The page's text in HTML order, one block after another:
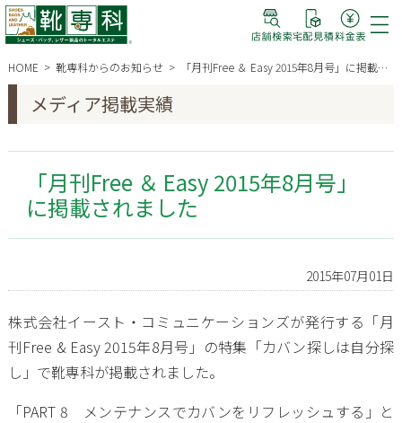
HOME 靴専科からのお知らせ 「月刊Free ＆ Easy 2015年8月号」に掲載されました
メディア掲載実績
「月刊Free ＆ Easy 2015年8月号」
に掲載されました
2015年07月01日
株式会社イースト・コミュニケーションズが発行する「月
刊Free & Easy 2015年8月号」の特集「カバン探しは自分探
し」で靴専科が掲載されました。
「PART 8 メンテナンスでカバンをリフレッシュする」と